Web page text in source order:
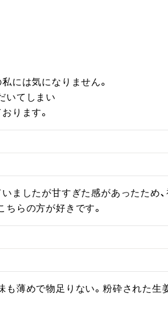
には気になりません。
いてしまい
ります。
ましたが甘すぎた感があったため
らの方が好きです。
薄めで物足りない。粉砕された生